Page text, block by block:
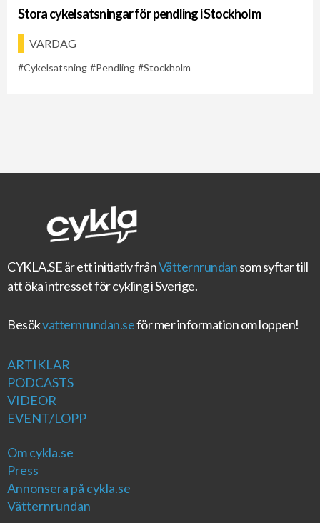
Stora cykelsatsningar för pendling i Stockholm
VARDAG
Cykelsatsning Pendling Stockholm
CYKLA.SEär ett initiativ frånVätternrundansom syftar till
att öka intresset för cykling i Sverige.
Besökvatternrundan.seför mer information om loppen!
ARTIKLAR
PODCASTS
VIDEOR
EVENT/LOPP
Om cykla.se
Press
Annonsera på cykla.se
Vätternrundan